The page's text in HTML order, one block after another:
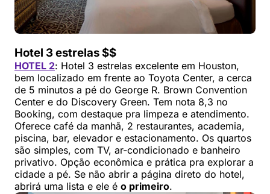
Hotel 3 estrelas $$
HOTEL 2: Hotel 3 estrelas excelente em Houston,
bem localizado em frente ao Toyota Center, a cerca
de 5 minutos a pé do George R. Brown Convention
Center e do Discovery Green. Tem nota 8,3 no
Booking, com destaque pra limpeza e atendimento.
Oferece café da manhã, 2 restaurantes, academia,
piscina, bar, elevador e estacionamento. Os quartos
são simples, com TV, ar-condicionado e banheiro
privativo. Opção econômica e prática pra explorar a
cidade a pé. Se não abrir a página direto do hotel,
abrirá uma lista e ele é o primeiro.